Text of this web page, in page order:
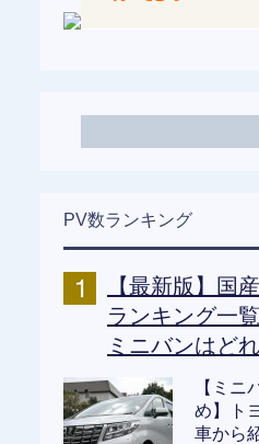
PV数ランキング
【最新版】国
ランキング一
ミニバンはど
【ミニ
め】ト
車から